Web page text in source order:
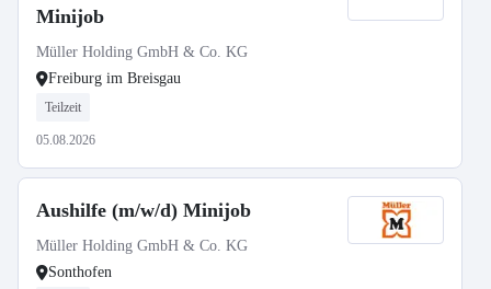
Minijob
Müller Holding GmbH & Co. KG
Freiburg im Breisgau
Teilzeit
05.08.2026
Aushilfe (m/w/d) Minijob
Müller Holding GmbH & Co. KG
Sonthofen